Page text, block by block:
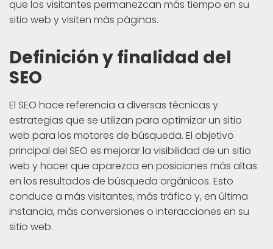
que los visitantes permanezcan más tiempo en su
sitio web y visiten más páginas.
Definición y finalidad del
SEO
El SEO hace referencia a diversas técnicas y
estrategias que se utilizan para optimizar un sitio
web para los motores de búsqueda. El objetivo
principal del SEO es mejorar la visibilidad de un sitio
web y hacer que aparezca en posiciones más altas
en los resultados de búsqueda orgánicos. Esto
conduce a más visitantes, más tráfico y, en última
instancia, más conversiones o interacciones en su
sitio web.